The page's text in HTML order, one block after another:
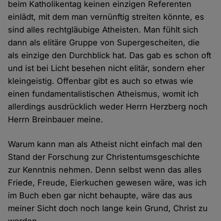
beim Katholikentag keinen einzigen Referenten
einlädt, mit dem man vernünftig streiten könnte, es
sind alles rechtgläubige Atheisten. Man fühlt sich
dann als elitäre Gruppe von Supergescheiten, die
als einzige den Durchblick hat. Das gab es schon oft
und ist bei Licht besehen nicht elitär, sondern eher
kleingeistig. Offenbar gibt es auch so etwas wie
einen fundamentalistischen Atheismus, womit ich
allerdings ausdrücklich weder Herrn Herzberg noch
Herrn Breinbauer meine.
Warum kann man als Atheist nicht einfach mal den
Stand der Forschung zur Christentumsgeschichte
zur Kenntnis nehmen. Denn selbst wenn das alles
Friede, Freude, Eierkuchen gewesen wäre, was ich
im Buch eben gar nicht behaupte, wäre das aus
meiner Sicht doch noch lange kein Grund, Christ zu